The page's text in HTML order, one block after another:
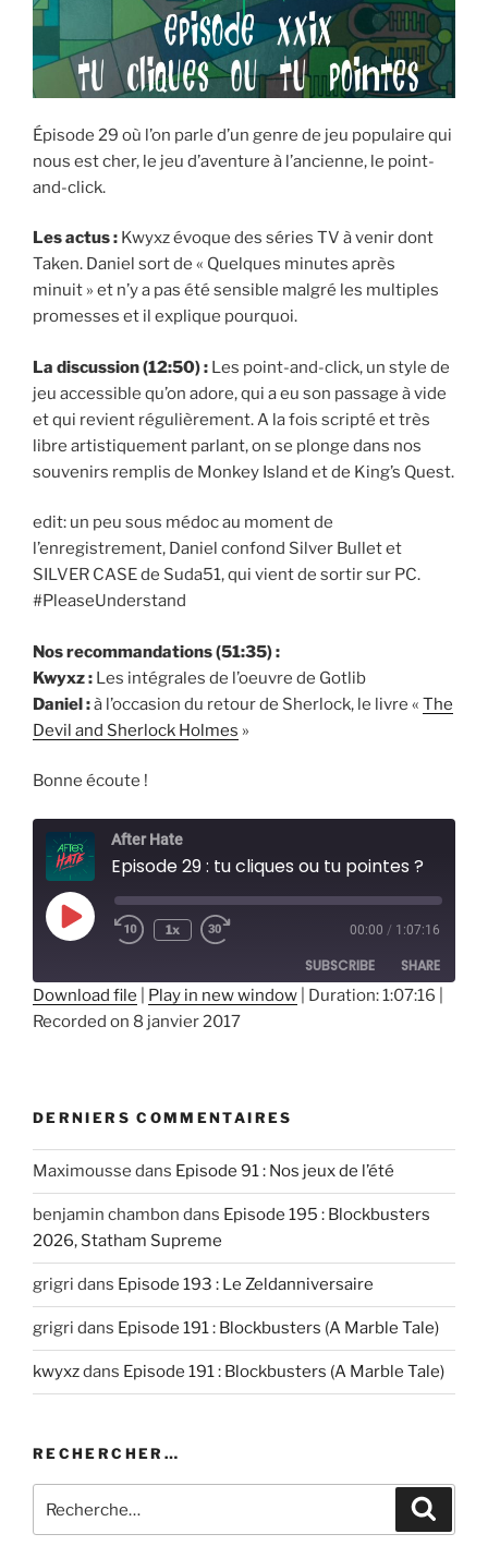
Épisode 29 où l’on parle d’un genre de jeu populaire qui
nous est cher, le jeu d’aventure à l’ancienne, le point-
and-click.
Les actus : Kwyxz évoque des séries TV à venir dont
Taken. Daniel sort de « Quelques minutes après
minuit » et n’y a pas été sensible malgré les multiples
promesses et il explique pourquoi.
La discussion (12:50) : Les point-and-click, un style de
jeu accessible qu’on adore, qui a eu son passage à vide
et qui revient régulièrement. A la fois scripté et très
libre artistiquement parlant, on se plonge dans nos
souvenirs remplis de Monkey Island et de King’s Quest.
edit: un peu sous médoc au moment de
l’enregistrement, Daniel confond Silver Bullet et
SILVER CASE de Suda51, qui vient de sortir sur PC.
#PleaseUnderstand
Nos recommandations (51:35) :
Kwyxz : Les intégrales de l’oeuvre de Gotlib
Daniel :à l’occasion du retour de Sherlock, le livre « The
Devil and Sherlock Holmes »
Bonne écoute !
After Hate
Episode 29 : tu cliques ou tu pointes ?
Play
Episode
1x 00:00 / 1:07:16
SUBSCRIBE SHARE
SHARE
EMBED
Download file Play in new window Duration: 1:07:16
Recorded on 8 janvier 2017
DERNIERS COMMENTAIRES
Maximousse dans Episode 91 : Nos jeux de l’été
benjamin chambon dans Episode 195 : Blockbusters
2026, Statham Supreme
grigri dans Episode 193 : Le Zeldanniversaire
grigri dans Episode 191 : Blockbusters (A Marble Tale)
kwyxzdans Episode 191 : Blockbusters (A Marble Tale)
RECHERCHER…
pour